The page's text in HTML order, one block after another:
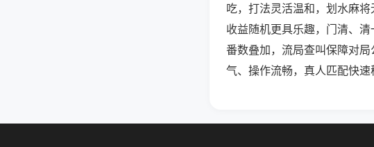
吃，打法灵活温和，划水麻
收益随机更具乐趣，门清、
番数叠加，流局查叫保障对
气、操作流畅，真人匹配快速